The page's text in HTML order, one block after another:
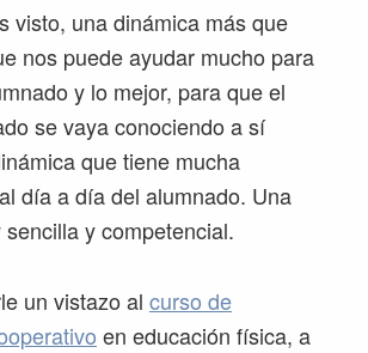
visto, una dinámica más que
nos puede ayudar mucho para
y lo mejor, para que el
se vaya conociendo a sí
que tiene mucha
día a día del alumnado. Una
y competencial.
un vistazo al curso de
en educación física, a